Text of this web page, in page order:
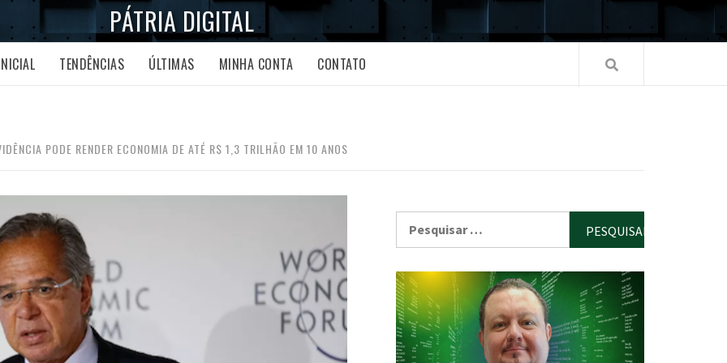
PÁTRIA DIGITAL
TENDÊNCIAS ÚLTIMAS MINHA CONTA CONTATO
PODE RENDER ECONOMIA DE ATÉ R$ 1,3 TRILHÃO EM 10 ANOS